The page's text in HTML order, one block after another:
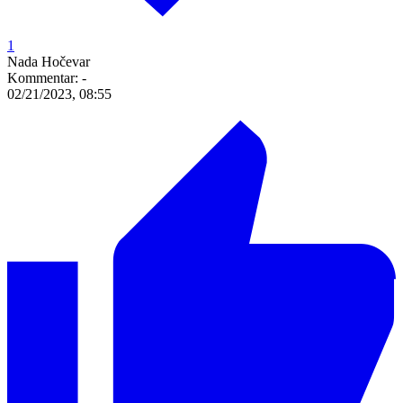
1
Nada Hočevar
Kommentar: -
02/21/2023, 08:55